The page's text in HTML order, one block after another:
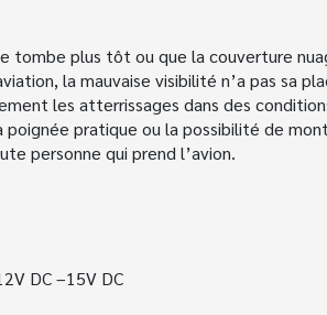
tombe plus tôt ou que la couverture
la mauvaise visibilité n’a pas sa
les atterrissages dans des
pratique ou la possibilité de
personne qui prend l’avion.
2V DC –15V DC